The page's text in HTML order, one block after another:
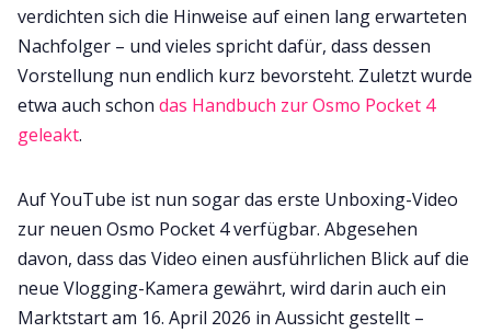
verdichten sich die Hinweise auf einen lang erwarteten
Nachfolger – und vieles spricht dafür, dass dessen
Vorstellung nun endlich kurz bevorsteht. Zuletzt wurde
etwa auch schon das Handbuch zur Osmo Pocket 4
geleakt.
Auf YouTube ist nun sogar das erste Unboxing-Video
zur neuen Osmo Pocket 4 verfügbar. Abgesehen
davon, dass das Video einen ausführlichen Blick auf die
neue Vlogging-Kamera gewährt, wird darin auch ein
Marktstart am 16. April 2026 in Aussicht gestellt –